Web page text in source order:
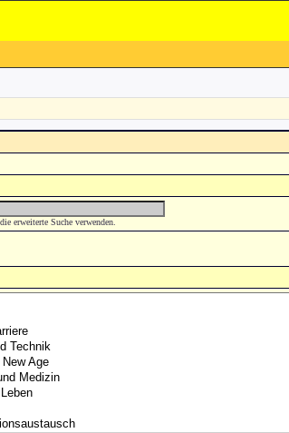
erweiterte Suche verwenden.